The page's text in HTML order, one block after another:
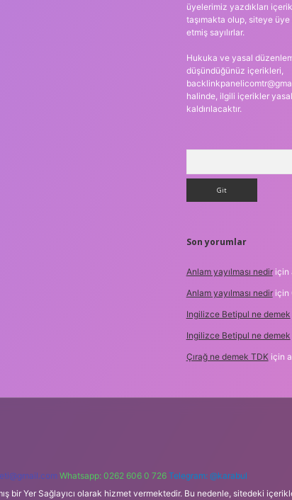
üyelerimiz yazdıkları
taşımakta olup, siteye
etmiş sayılırlar.
Hukuka ve yasal
düşündüğünüz içerikleri,
halinde, ilgili içerikler
kaldırılacaktır.
Son yorumlar
Anlam yayılması nediriçin
Anlam yayılması nediriçin
Ingilizce Betipul ne demek
Ingilizce Betipul ne demek
Çırağ ne demek TDKiçin
Whatsapp: 0262 606 0 726 Telegram: @karabul
bir Yer Sağlayıcı olarak hizmet vermektedir. Bu nedenle, sitedeki